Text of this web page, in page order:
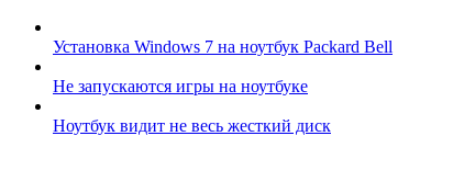
Установка Windows 7 на ноутбук Packard Bell
Не запускаются игры на ноутбуке
Ноутбук видит не весь жесткий диск